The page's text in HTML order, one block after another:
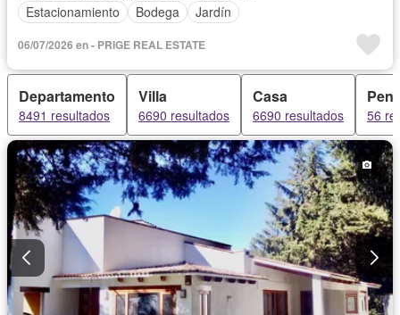
Estacionamiento
Bodega Jardín
06/07/2026 en - PRIGE REAL ESTATE
Departamento
8491 resultados
Villa
6690 resultados
Casa
6690 resultados 56